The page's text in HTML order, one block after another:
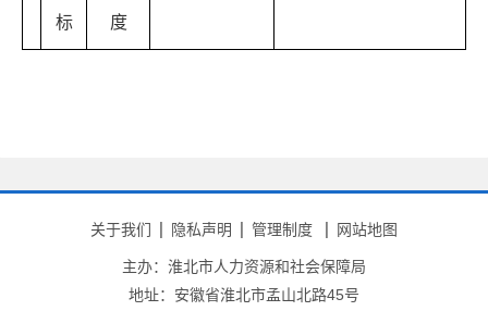
标
度
关于我们 隐私声明 管理制度 网站地图
主办：淮北市人力资源和社会保障局
地址：安徽省淮北市孟山北路45号